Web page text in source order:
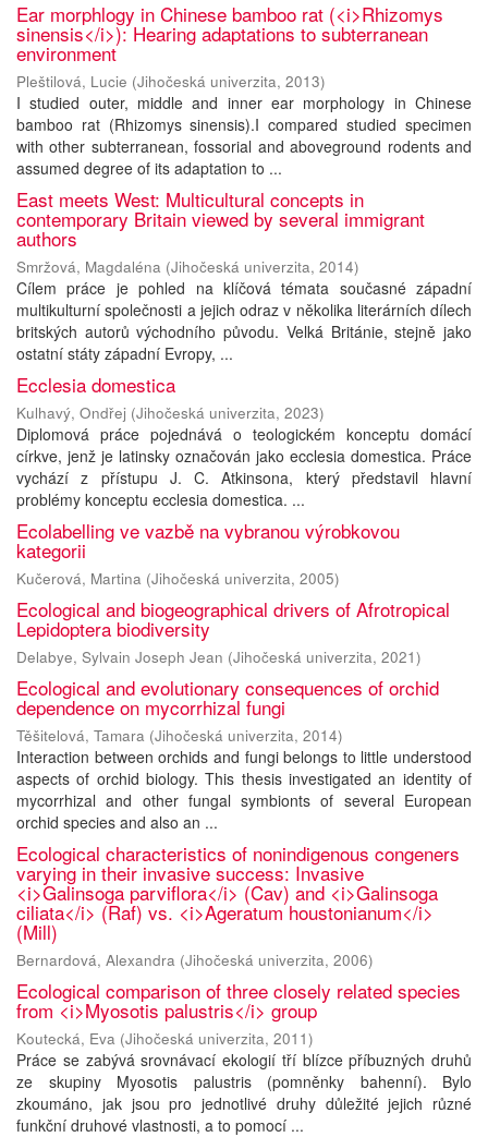
Ear morphlogy in Chinese bamboo rat (<i>Rhizomys
sinensis</i>): Hearing adaptations to subterranean
environment
Pleštilová, Lucie (Jihočeská univerzita, 2013)
I studied outer, middle and inner ear morphology in Chinese
bamboo rat (Rhizomys sinensis).I compared studied specimen
with other subterranean, fossorial and aboveground rodents and
assumed degree of its adaptation to ...
East meets West: Multicultural concepts in
contemporary Britain viewed by several immigrant
authors
Smržová, Magdaléna (Jihočeská univerzita, 2014)
Cílem práce je pohled na klíčová témata současné západní
multikulturní společnosti a jejich odraz v několika literárních dílech
britských autorů východního původu. Velká Británie, stejně jako
ostatní státy západní Evropy, ...
Ecclesia domestica
Kulhavý, Ondřej (Jihočeská univerzita, 2023)
Diplomová práce pojednává o teologickém konceptu domácí
církve, jenž je latinsky označován jako ecclesia domestica. Práce
vychází z přístupu J. C. Atkinsona, který představil hlavní
problémy konceptu ecclesia domestica. ...
Ecolabelling ve vazbě na vybranou výrobkovou
kategorii
Kučerová, Martina (Jihočeská univerzita, 2005)
Ecological and biogeographical drivers of Afrotropical
Lepidoptera biodiversity
Delabye, Sylvain Joseph Jean (Jihočeská univerzita, 2021)
Ecological and evolutionary consequences of orchid
dependence on mycorrhizal fungi
Těšitelová, Tamara (Jihočeská univerzita, 2014)
Interaction between orchids and fungi belongs to little understood
aspects of orchid biology. This thesis investigated an identity of
mycorrhizal and other fungal symbionts of several European
orchid species and also an ...
Ecological characteristics of nonindigenous congeners
varying in their invasive success: Invasive
<i>Galinsoga parviflora</i> (Cav) and <i>Galinsoga
ciliata</i> (Raf) vs. <i>Ageratum houstonianum</i>
(Mill)
Bernardová, Alexandra (Jihočeská univerzita, 2006)
Ecological comparison of three closely related species
from <i>Myosotis palustris</i> group
Koutecká, Eva (Jihočeská univerzita, 2011)
Práce se zabývá srovnávací ekologií tří blízce příbuzných druhů
ze skupiny Myosotis palustris (pomněnky bahenní). Bylo
zkoumáno, jak jsou pro jednotlivé druhy důležité jejich různé
funkční druhové vlastnosti, a to pomocí ...